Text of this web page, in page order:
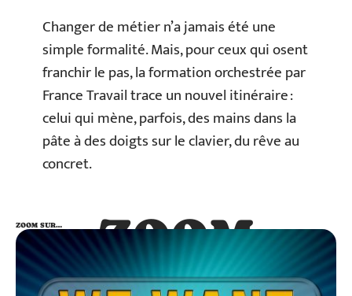
Changer de métier n’a jamais été une
simple formalité. Mais, pour ceux qui osent
franchir le pas, la formation orchestrée par
France Travail trace un nouvel itinéraire :
celui qui mène, parfois, des mains dans la
pâte à des doigts sur le clavier, du rêve au
concret.
ZOOM
SUR…
ZOOM SUR…